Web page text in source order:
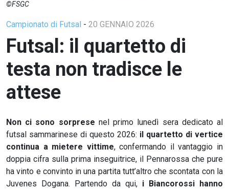
©FSGC
Campionato di Futsal - 20 GENNAIO 2026
Futsal: il quartetto di
testa non tradisce le
attese
Non ci sono sorprese nel primo lunedì sera dedicato al
futsal sammarinese di questo 2026: il quartetto di vertice
continua a mietere vittime, confermando il vantaggio in
doppia cifra sulla prima inseguitrice, il Pennarossa che pure
ha vinto e convinto in una partita tutt’altro che scontata con la
Juvenes Dogana. Partendo da qui, i Biancorossi hanno